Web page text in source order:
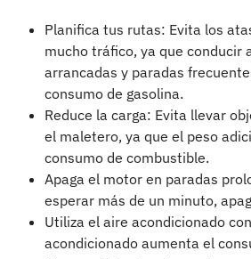
Planifica tus rutas: Evita los
mucho tráfico, ya que conducir
arrancadas y paradas
consumo de gasolina.
Reduce la carga: Evita llevar
el maletero, ya que el peso
consumo de combustible.
Apaga el motor en paradas
esperar más de un minuto,
Utiliza el aire acondicionado
acondicionado aumenta el